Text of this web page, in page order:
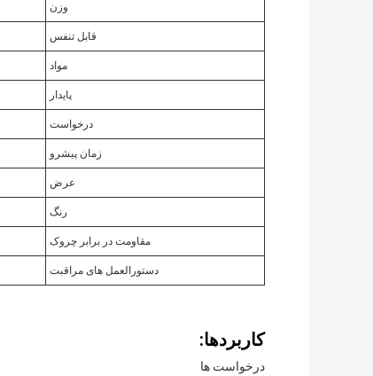
وزن
قابل تنفس
مواد
پایدار
درخواست
زمان پیشرو
عرض
رنگ
مقاومت در برابر چروک
دستورالعمل های مراقبت
کاربردها:
درخواست ها